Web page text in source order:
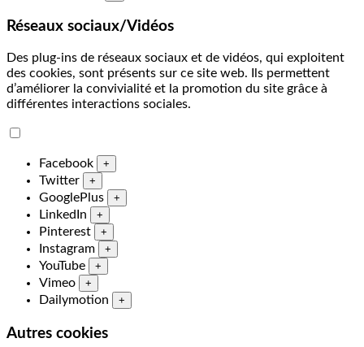
Réseaux sociaux/Vidéos
Des plug-ins de réseaux sociaux et de vidéos, qui exploitent
des cookies, sont présents sur ce site web. Ils permettent
d’améliorer la convivialité et la promotion du site grâce à
différentes interactions sociales.
Facebook +
Twitter +
GooglePlus +
LinkedIn +
Pinterest +
Instagram +
YouTube +
Vimeo +
Dailymotion +
Autres cookies